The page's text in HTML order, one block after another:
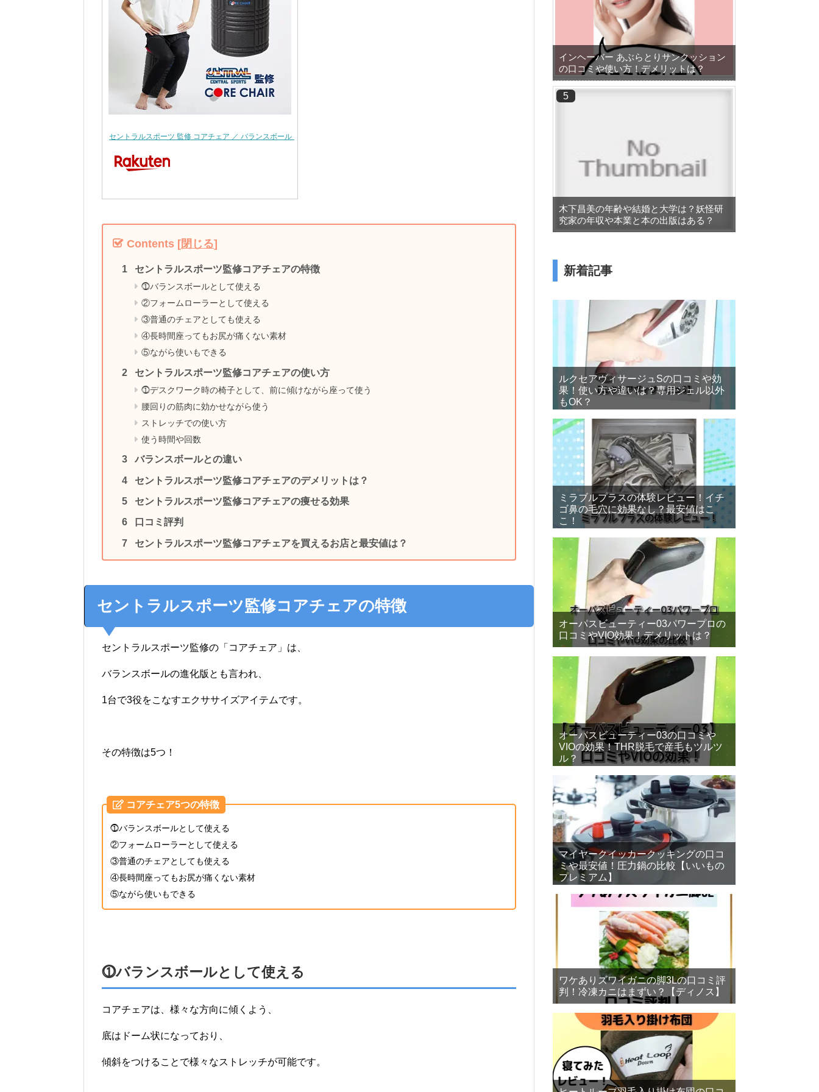
セントラルスポーツ 監修 コアチェア ／ バランスボール ストレッチ 椅子 クッション チェア トレーニング 腹筋 骨盤 【TBSショッピング】
Contents [閉じる]
セントラルスポーツ監修コアチェアの特徴
⓵バランスボールとして使える
②フォームローラーとして使える
③普通のチェアとしても使える
④長時間座ってもお尻が痛くない素材
⑤ながら使いもできる
セントラルスポーツ監修コアチェアの使い方
⓵デスクワーク時の椅子として、前に傾けながら座って使う
腰回りの筋肉に効かせながら使う
ストレッチでの使い方
使う時間や回数
バランスボールとの違い
セントラルスポーツ監修コアチェアのデメリットは？
セントラルスポーツ監修コアチェアの痩せる効果
口コミ評判
セントラルスポーツ監修コアチェアを買えるお店と最安値は？
セントラルスポーツ監修コアチェアの特徴
セントラルスポーツ監修の「コアチェア」は、
バランスボールの進化版とも言われ、
1台で3役をこなすエクササイズアイテムです。
その特徴は5つ！
コアチェア5つの特徴
⓵バランスボールとして使える
②フォームローラーとして使える
③普通のチェアとしても使える
④長時間座ってもお尻が痛くない素材
⑤ながら使いもできる
⓵バランスボールとして使える
コアチェアは、様々な方向に傾くよう、
底はドーム状になっており、
傾斜をつけることで様々なストレッチが可能です。
インヘーバー あぶらとりサンクッション
の口コミや使い方！デメリットは？
木下昌美の年齢や結婚と大学は？妖怪研
究家の年収や本業と本の出版はある？
新着記事
ルクセアヴィサージュSの口コミや効
果！使い方や違いは？専用ジェル以外
もOK？
ミラブルプラスの体験レビュー！イチ
ゴ鼻の毛穴に効果なし？最安値はこ
こ！
オーパスビューティー03パワープロの
口コミやVIO効果！デメリットは？
オーパスビューティー03の口コミや
VIOの効果！THR脱毛で産毛もツルツ
ル？
マイヤークイッカークッキングの口コ
ミや最安値！圧力鍋の比較【いいもの
プレミアム】
ワケありズワイガニの脚3Lの口コミ評
判！冷凍カニはまずい？【ディノス】